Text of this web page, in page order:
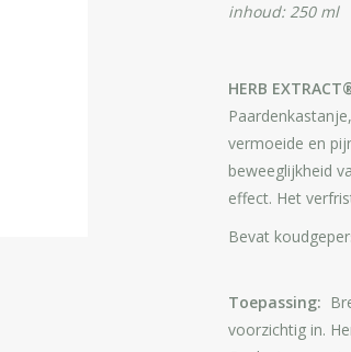
inhoud: 250 ml
HERB
vermoeide en
beweeglijkheid
effect. Het
Bevat
Toepassing:
voorzichtig in.